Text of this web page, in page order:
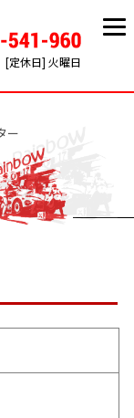
休日] 火曜日
ー